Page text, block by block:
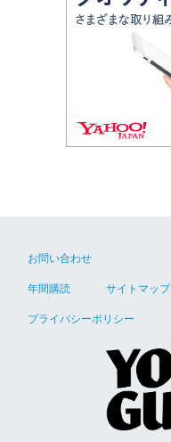
お問い合わせ
年間購読 サイトマップ
プライバシーポリシー